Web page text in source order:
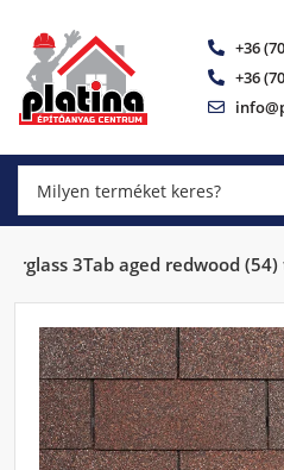
+36
+36
3Tab aged redwood